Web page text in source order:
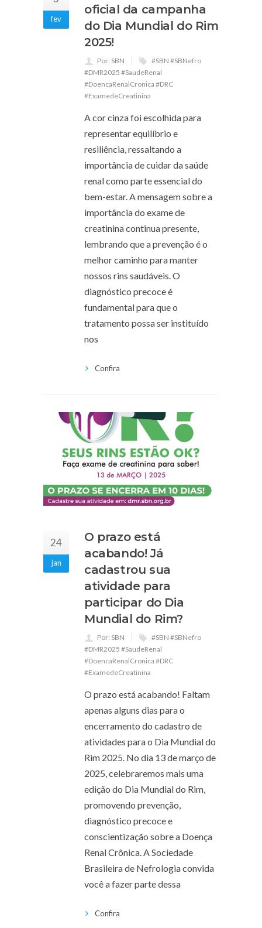
fev
oficial da campanha
do Dia Mundial do Rim
2025!
Por: SBN
#SBN #SBNefro
#DMR2025 #SaudeRenal
#DoencaRenalCronica #DRC
#ExamedeCreatinina
A cor cinza foi escolhida para
representar equilíbrio e
resiliência, ressaltando a
importância de cuidar da saúde
renal como parte essencial do
bem-estar. A mensagem sobre a
importância do exame de
creatinina continua presente,
lembrando que a prevenção é o
melhor caminho para manter
nossos rins saudáveis. O
diagnóstico precoce é
fundamental para que o
tratamento possa ser instituído
nos
Confira
24
jan
O prazo está
acabando! Já
cadastrou sua
atividade para
participar do Dia
Mundial do Rim?
Por: SBN
#SBN #SBNefro
#DMR2025 #SaudeRenal
#DoencaRenalCronica #DRC
#ExamedeCreatinina
O prazo está acabando! Faltam
apenas alguns dias para o
encerramento do cadastro de
atividades para o Dia Mundial do
Rim 2025. No dia 13 de março de
2025, celebraremos mais uma
edição do Dia Mundial do Rim,
promovendo prevenção,
diagnóstico precoce e
conscientização sobre a Doença
Renal Crônica. A Sociedade
Brasileira de Nefrologia convida
você a fazer parte dessa
Confira